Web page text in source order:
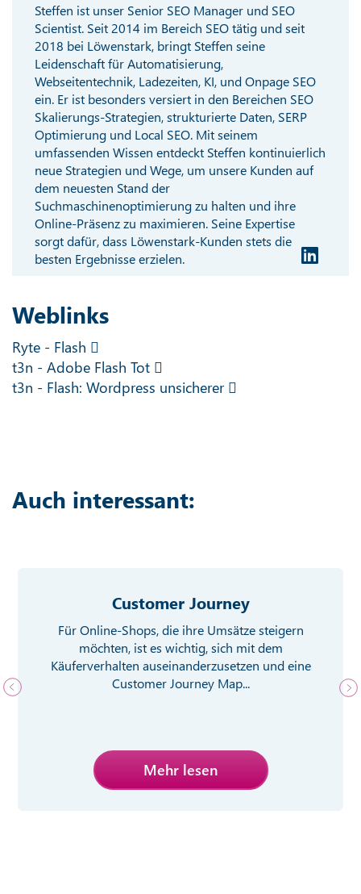
Steffen ist unser Senior SEO Manager und SEO
Scientist. Seit 2014 im Bereich SEO tätig und seit
2018 bei Löwenstark, bringt Steffen seine
Leidenschaft für Automatisierung,
Webseitentechnik, Ladezeiten, KI, und Onpage SEO
ein. Er ist besonders versiert in den Bereichen SEO
Skalierungs-Strategien, strukturierte Daten, SERP
Optimierung und Local SEO. Mit seinem
umfassenden Wissen entdeckt Steffen kontinuierlich
neue Strategien und Wege, um unsere Kunden auf
dem neuesten Stand der
Suchmaschinenoptimierung zu halten und ihre
Online-Präsenz zu maximieren. Seine Expertise
sorgt dafür, dass Löwenstark-Kunden stets die
besten Ergebnisse erzielen.
Weblinks
Ryte - Flash
t3n - Adobe Flash Tot
t3n - Flash: Wordpress unsicherer
Auch interessant:
Customer Journey
Für Online-Shops, die ihre Umsätze steigern
möchten, ist es wichtig, sich mit dem
Käuferverhalten auseinanderzusetzen und eine
Customer Journey Map...
Mehr lesen